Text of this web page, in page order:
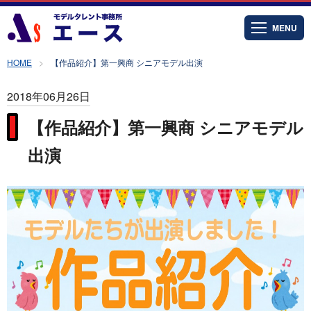
MENU
HOME 【作品紹介】第一興商 シニアモデル出演
2018年06月26日
【作品紹介】第一興商 シニアモデル
出演